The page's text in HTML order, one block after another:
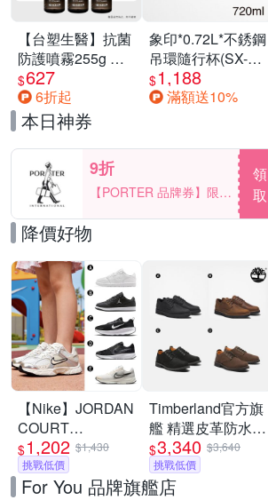
【台塑生醫】抗菌
防護噴霧255g 三
入組
$627
6折起
象印*0.72L*不銹鋼
吊環隨行杯(SX-
LA72H)
$1,188
滿額送10%
本日神券
9折
【PORTER 品牌券】限時
2天 滿2000享9折
領
取
降價好物
【Nike】JORDAN
COURT
CONNECT LOW
休閒鞋 慢跑鞋 運
動鞋 男女/大童 A-
$1,202 $1,430
挑戰低價
Timberland官方旗
艦 精選皮革防水休
閒鞋 皮鞋 男鞋(多
款任選)
$3,340 $3,640
挑戰低價
For You 品牌旗艦店